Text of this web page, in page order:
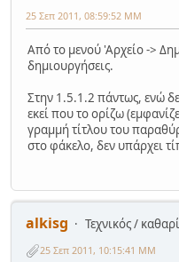
25 Σεπ 2011, 08:59:52 ΜΜ
Από το μενού 'Αρχείο ->
δημιουργήσεις.
Στην 1.5.1.2 πάντως, ενώ
εκεί που το ορίζω
γραμμή τίτλου του
στο φάκελο, δεν υπάρχει
alkisg
Τεχνικός /
25 Σεπ 2011, 10:15:41 ΜΜ